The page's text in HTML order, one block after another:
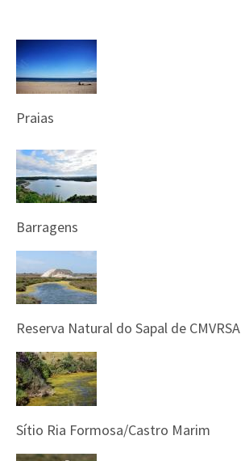
Praias
Barragens
Reserva Natural do Sapal de CMVRSA
Sítio Ria Formosa/Castro Marim